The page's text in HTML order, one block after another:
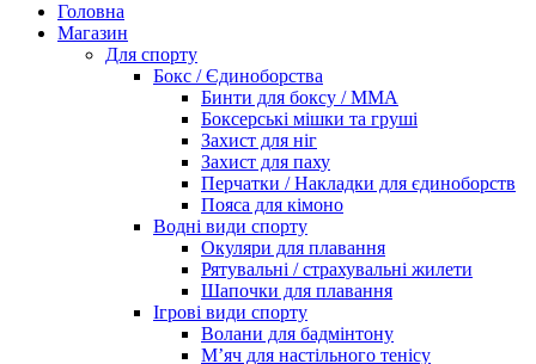
Головна
Магазин
Для спорту
Бокс / Єдиноборства
Бинти для боксу / ММА
Боксерські мішки та груші
Захист для ніг
Захист для паху
Перчатки / Накладки для єдиноборств
Пояса для кімоно
Водні види спорту
Окуляри для плавання
Рятувальні / страхувальні жилети
Шапочки для плавання
Ігрові види спорту
Волани для бадмінтону
М’яч для настільного тенісу